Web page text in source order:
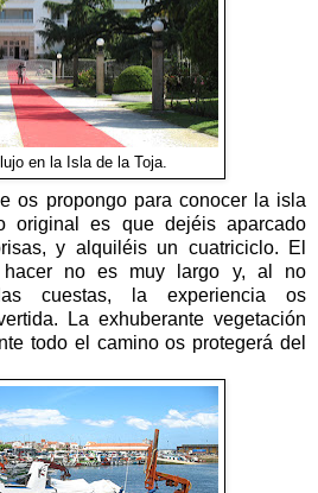
en la Isla de la Toja.
os propongo para conocer la isla
original es que dejéis aparcado
y alquiléis un cuatriciclo. El
hacer no es muy largo y, al no
cuestas, la experiencia os
La exhuberante vegetación
todo el camino os protegerá del